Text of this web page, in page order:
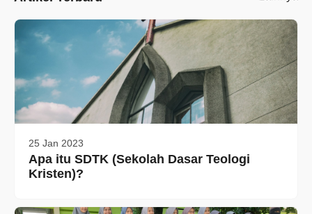
25 Jan 2023
Apa itu SDTK (Sekolah Dasar Teologi
Kristen)?